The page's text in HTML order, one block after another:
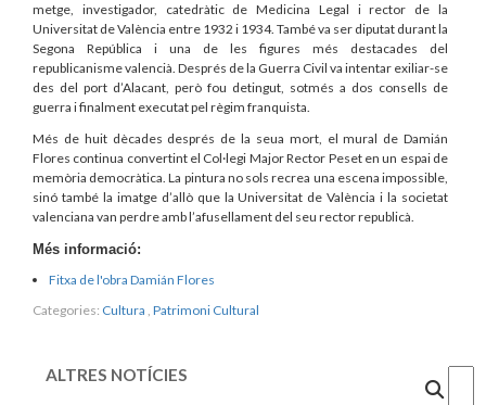
metge, investigador, catedràtic de Medicina Legal i rector de la
Universitat de València entre 1932 i 1934. També va ser diputat durant la
Segona República i una de les figures més destacades del
republicanisme valencià. Després de la Guerra Civil va intentar exiliar-se
des del port d’Alacant, però fou detingut, sotmés a dos consells de
guerra i finalment executat pel règim franquista.
Més de huit dècades després de la seua mort, el mural de Damián
Flores continua convertint el Col·legi Major Rector Peset en un espai de
memòria democràtica. La pintura no sols recrea una escena impossible,
sinó també la imatge d’allò que la Universitat de València i la societat
valenciana van perdre amb l’afusellament del seu rector republicà.
Més informació:
Fitxa de l'obra Damián Flores
Categories: Cultura , Patrimoni Cultural
ALTRES NOTÍCIES